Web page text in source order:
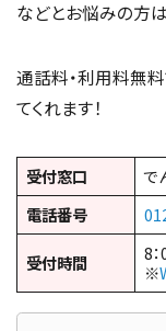
などとお悩みの方
通話料・利用料無
てくれます！
受付窓口
で
電話番号
受付時間
8
※